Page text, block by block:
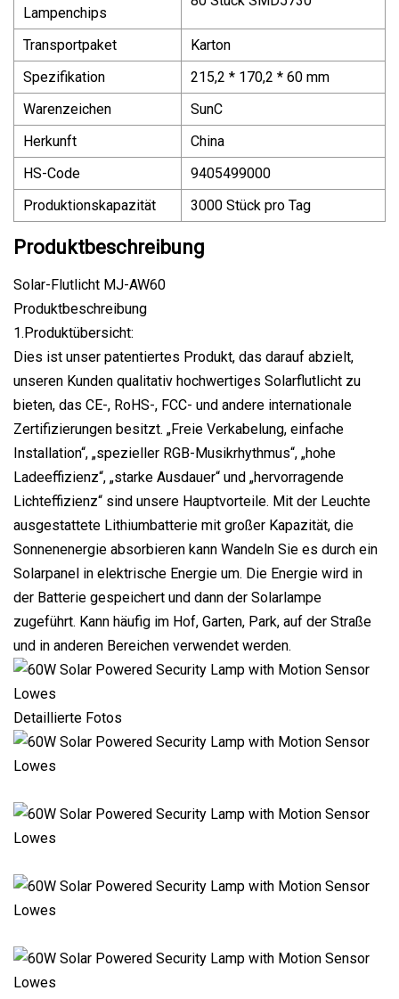
Lampenchips
Transportpaket
Karton
Spezifikation
215,2 * 170,2 * 60 mm
Warenzeichen
SunC
Herkunft
China
HS-Code
9405499000
Produktionskapazität
3000 Stück pro Tag
Produktbeschreibung
Solar-Flutlicht MJ-AW60
Produktbeschreibung
1.Produktübersicht:
Dies ist unser patentiertes Produkt, das darauf abzielt,
unseren Kunden qualitativ hochwertiges Solarflutlicht zu
bieten, das CE-, RoHS-, FCC- und andere internationale
Zertifizierungen besitzt. „Freie Verkabelung, einfache
Installation“, „spezieller RGB-Musikrhythmus“, „hohe
Ladeeffizienz“, „starke Ausdauer“ und „hervorragende
Lichteffizienz“ sind unsere Hauptvorteile. Mit der Leuchte
ausgestattete Lithiumbatterie mit großer Kapazität, die
Sonnenenergie absorbieren kann Wandeln Sie es durch ein
Solarpanel in elektrische Energie um. Die Energie wird in
der Batterie gespeichert und dann der Solarlampe
zugeführt. Kann häufig im Hof, Garten, Park, auf der Straße
und in anderen Bereichen verwendet werden.
Detaillierte Fotos